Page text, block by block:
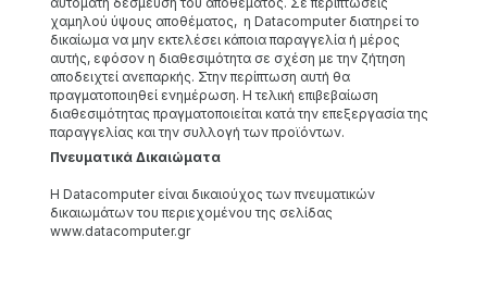
χαμηλού ύψους αποθέματος, η Datacomputer διατηρεί το
δικαίωμα να μην εκτελέσει κάποια παραγγελία ή μέρος
αυτής, εφόσον η διαθεσιμότητα σε σχέση με την ζήτηση
αποδειχτεί ανεπαρκής. Στην περίπτωση αυτή θα
πραγματοποιηθεί ενημέρωση. Η τελική επιβεβαίωση
διαθεσιμότητας πραγματοποιείται κατά την επεξεργασία της
παραγγελίας και την συλλογή των προϊόντων.
Πνευματικά Δικαιώματα
Η Datacomputer είναι δικαιούχος των πνευματικών
δικαιωμάτων του περιεχομένου της σελίδας
www.datacomputer.gr